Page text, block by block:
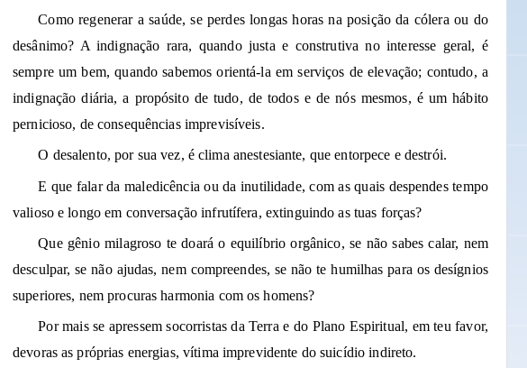
Como regenerar a saúde, se perdes longas horas na posição da cólera ou do
desânimo? A indignação rara, quando justa e construtiva no interesse geral, é
sempre um bem, quando sabemos orientá-la em serviços de elevação; contudo, a
indignação diária, a propósito de tudo, de todos e de nós mesmos, é um hábito
pernicioso, de consequências imprevisíveis.
O desalento, por sua vez, é clima anestesiante, que entorpece e destrói.
E que falar da maledicência ou da inutilidade, com as quais despendes tempo
valioso e longo em conversação infrutífera, extinguindo as tuas forças?
Que gênio milagroso te doará o equilíbrio orgânico, se não sabes calar, nem
desculpar, se não ajudas, nem compreendes, se não te humilhas para os desígnios
superiores, nem procuras harmonia com os homens?
Por mais se apressem socorristas da Terra e do Plano Espiritual, em teu favor,
devoras as próprias energias, vítima imprevidente do suicídio indireto.